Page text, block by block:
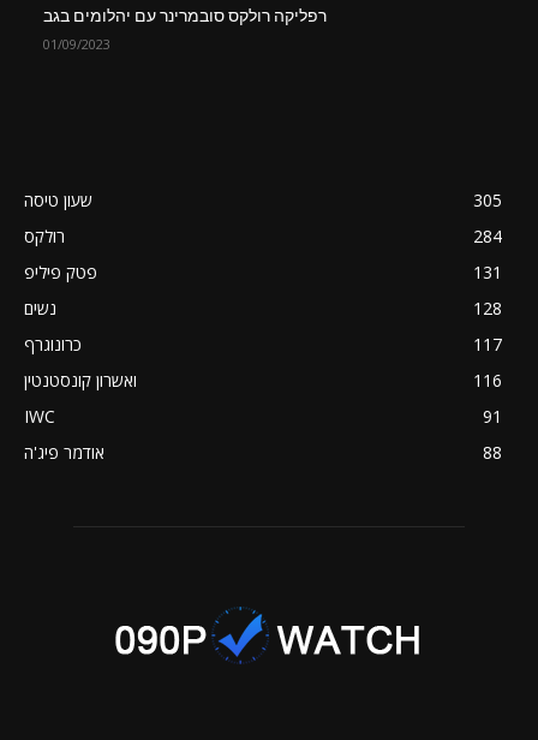
רפליקה רולקס סובמרינר עם יהלומים בגב
01/09/2023
שעון טיסה
305
רולקס
284
פטק פיליפ
131
נשים
128
כרונוגרף
117
ואשרון קונסטנטין
116
IWC
91
אודמר פיג'ה
88